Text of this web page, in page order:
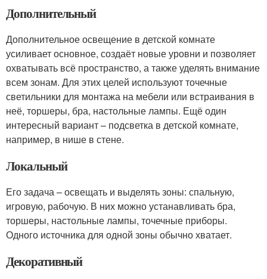
Дополнительный
Дополнительное освещение в детской комнате
усиливает основное, создаёт новые уровни и позволяет
охватывать всё пространство, а также уделять внимание
всем зонам. Для этих целей используют точечные
светильники для монтажа на мебели или встраивания в
неё, торшеры, бра, настольные лампы. Ещё один
интересный вариант – подсветка в детской комнате,
например, в нише в стене.
Локальный
Его задача – освещать и выделять зоны: спальную,
игровую, рабочую. В них можно устанавливать бра,
торшеры, настольные лампы, точечные приборы.
Одного источника для одной зоны обычно хватает.
Декоративный